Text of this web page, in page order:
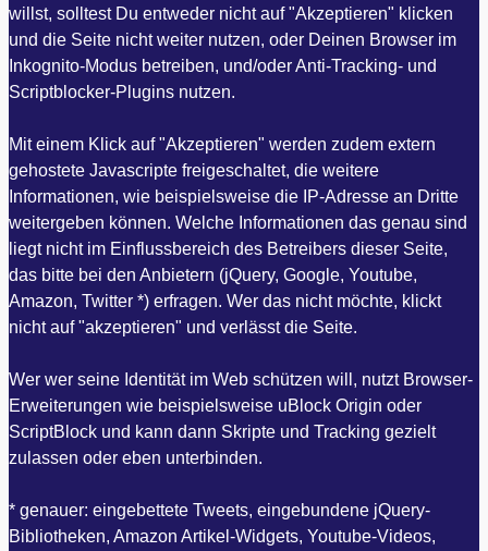
willst, solltest Du entweder nicht auf "Akzeptieren" klicken
und die Seite nicht weiter nutzen, oder Deinen Browser im
Inkognito-Modus betreiben, und/oder Anti-Tracking- und
Scriptblocker-Plugins nutzen.
Mit einem Klick auf "Akzeptieren" werden zudem extern
gehostete Javascripte freigeschaltet, die weitere
Informationen, wie beispielsweise die IP-Adresse an Dritte
weitergeben können. Welche Informationen das genau sind
liegt nicht im Einflussbereich des Betreibers dieser Seite,
das bitte bei den Anbietern (jQuery, Google, Youtube,
Amazon, Twitter *) erfragen. Wer das nicht möchte, klickt
nicht auf "akzeptieren" und verlässt die Seite.
Wer wer seine Identität im Web schützen will, nutzt Browser-
Erweiterungen wie beispielsweise uBlock Origin oder
ScriptBlock und kann dann Skripte und Tracking gezielt
zulassen oder eben unterbinden.
* genauer: eingebettete Tweets, eingebundene jQuery-
Bibliotheken, Amazon Artikel-Widgets, Youtube-Videos,